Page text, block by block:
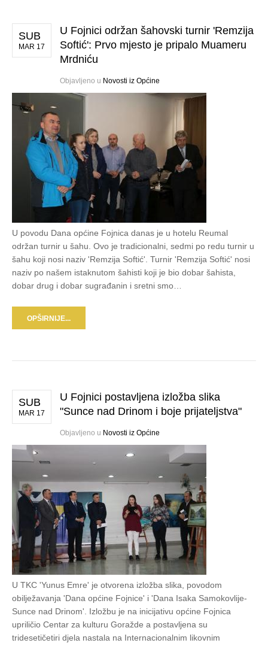
SUB
MAR 17
U Fojnici održan šahovski turnir 'Remzija
Softić': Prvo mjesto je pripalo Muameru
Mrdniću
Objavljeno u Novosti iz Općine
U povodu Dana općine Fojnica danas je u hotelu Reumal
održan turnir u šahu. Ovo je tradicionalni, sedmi po redu turnir u
šahu koji nosi naziv 'Remzija Softić'. Turnir 'Remzija Softić' nosi
naziv po našem istaknutom šahisti koji je bio dobar šahista,
dobar drug i dobar sugrađanin i sretni smo…
OPŠIRNIJE...
SUB
MAR 17
U Fojnici postavljena izložba slika
"Sunce nad Drinom i boje prijateljstva"
Objavljeno u Novosti iz Općine
U TKC 'Yunus Emre' je otvorena izložba slika, povodom
obilježavanja 'Dana općine Fojnice' i 'Dana Isaka Samokovlije-
Sunce nad Drinom'. Izložbu je na inicijativu općine Fojnica
upriličio Centar za kulturu Goražde a postavljena su
tridesetičetiri djela nastala na Internacionalnim likovnim